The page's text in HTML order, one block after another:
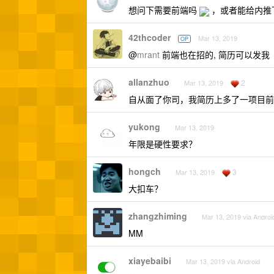
想问下需要前端吗 ，或者能给内
42thcoder OP Mar 13, 2019
@mrant 前端也在招的, 简历可以发我
allanzhuo Mar 13, 2019 2
自从面了你司，我简历上多了一项目前
yukong Mar 13, 2019
年限是硬性要求？
hongch Mar 13, 2019 3
大扣车？
zhangzhiming Mar 13, 2019 via
MM
xiayebaibi Mar 13, 2019 via Android